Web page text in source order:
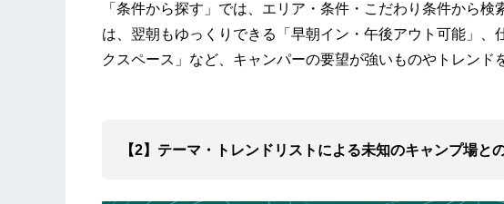
「条件から探す」では、エリア・条件・こだわり条件から検
は、翌朝もゆっくりできる「早朝イン・午後アウト可能」、
クスペース」など、キャンパーの要望が強いものやトレンド
【2】テーマ・トレンドリストによる未知のキャンプ場と